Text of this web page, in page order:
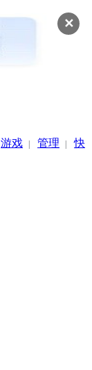
✕
游戏 | 管理 |
快